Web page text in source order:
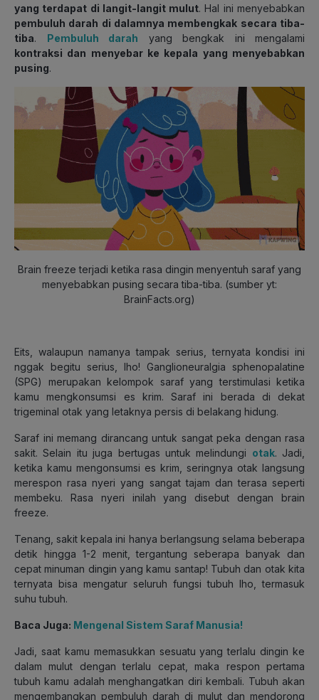
yang terdapat di langit-langit mulut. Hal ini menyebabkan
pembuluh darah di dalamnya membengkak secara tiba-
tiba. Pembuluh darah yang bengkak ini mengalami
kontraksi dan menyebar ke kepala yang menyebabkan
pusing.
Brain freeze terjadi ketika rasa dingin menyentuh saraf yang
menyebabkan pusing secara tiba-tiba. (sumber yt:
BrainFacts.org)
Eits, walaupun namanya tampak serius, ternyata kondisi ini
nggak begitu serius, lho! Ganglioneuralgia sphenopalatine
(SPG) merupakan kelompok saraf yang terstimulasi ketika
kamu mengkonsumsi es krim. Saraf ini berada di dekat
trigeminal otak yang letaknya persis di belakang hidung.
Saraf ini memang dirancang untuk sangat peka dengan rasa
sakit. Selain itu juga bertugas untuk melindungi otak. Jadi,
ketika kamu mengonsumsi es krim, seringnya otak langsung
merespon rasa nyeri yang sangat tajam dan terasa seperti
membeku. Rasa nyeri inilah yang disebut dengan brain
freeze.
Tenang, sakit kepala ini hanya berlangsung selama beberapa
detik hingga 1-2 menit, tergantung seberapa banyak dan
cepat minuman dingin yang kamu santap! Tubuh dan otak kita
ternyata bisa mengatur seluruh fungsi tubuh lho, termasuk
suhu tubuh.
Baca Juga: Mengenal Sistem Saraf Manusia!
Jadi, saat kamu memasukkan sesuatu yang terlalu dingin ke
dalam mulut dengan terlalu cepat, maka respon pertama
tubuh kamu adalah menghangatkan diri kembali. Tubuh akan
mengembangkan pembuluh darah di mulut dan mendorong